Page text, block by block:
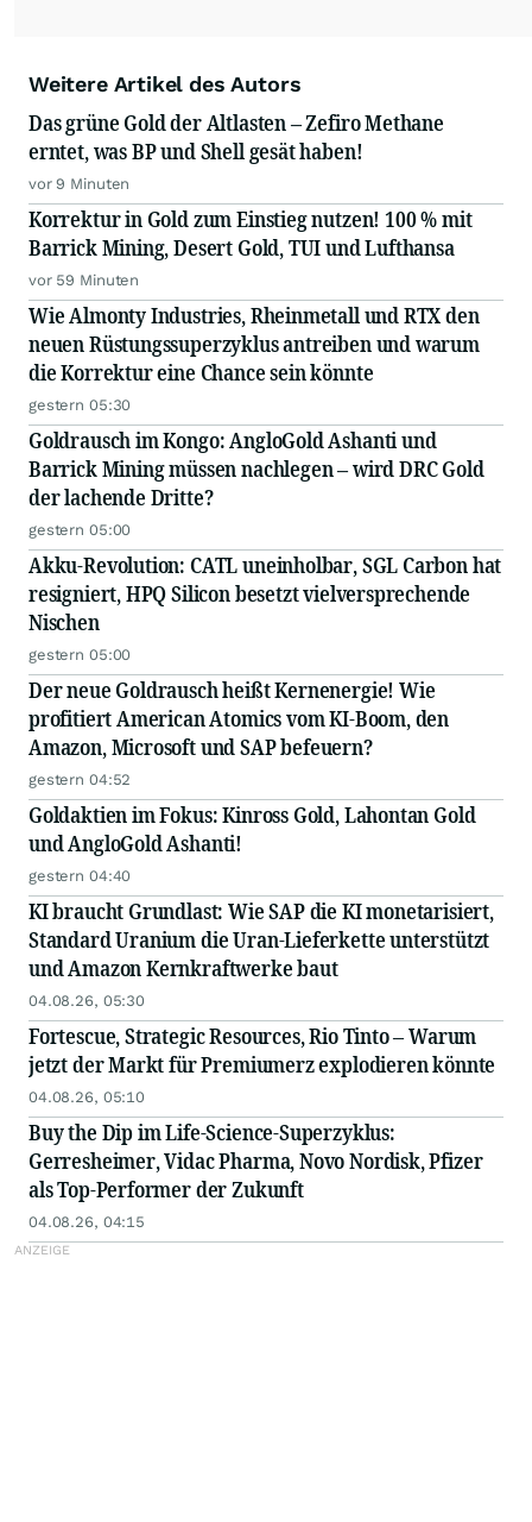
Weitere Artikel des Autors
Das grüne Gold der Altlasten – Zefiro Methane
erntet, was BP und Shell gesät haben!
vor 9 Minuten
Korrektur in Gold zum Einstieg nutzen! 100 % mit
Barrick Mining, Desert Gold, TUI und Lufthansa
vor 59 Minuten
Wie Almonty Industries, Rheinmetall und RTX den
neuen Rüstungssuperzyklus antreiben und warum
die Korrektur eine Chance sein könnte
gestern 05:30
Goldrausch im Kongo: AngloGold Ashanti und
Barrick Mining müssen nachlegen – wird DRC Gold
der lachende Dritte?
gestern 05:00
Akku-Revolution: CATL uneinholbar, SGL Carbon hat
resigniert, HPQ Silicon besetzt vielversprechende
Nischen
gestern 05:00
Der neue Goldrausch heißt Kernenergie! Wie
profitiert American Atomics vom KI-Boom, den
Amazon, Microsoft und SAP befeuern?
gestern 04:52
Goldaktien im Fokus: Kinross Gold, Lahontan Gold
und AngloGold Ashanti!
gestern 04:40
KI braucht Grundlast: Wie SAP die KI monetarisiert,
Standard Uranium die Uran-Lieferkette unterstützt
und Amazon Kernkraftwerke baut
04.08.26, 05:30
Fortescue, Strategic Resources, Rio Tinto – Warum
jetzt der Markt für Premiumerz explodieren könnte
04.08.26, 05:10
Buy the Dip im Life-Science-Superzyklus:
Gerresheimer, Vidac Pharma, Novo Nordisk, Pfizer
als Top-Performer der Zukunft
04.08.26, 04:15